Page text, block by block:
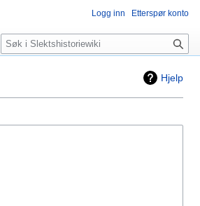
Hjelp
Logg inn Etterspør konto
Søk